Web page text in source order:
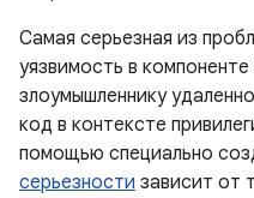
Самая серьезная из
уязвимость в
злоумышленнику
код в контексте
помощью специально
серьезности зависит от